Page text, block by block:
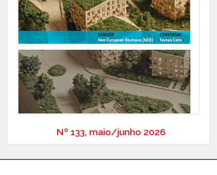
Nº 133, maio/junho 2026